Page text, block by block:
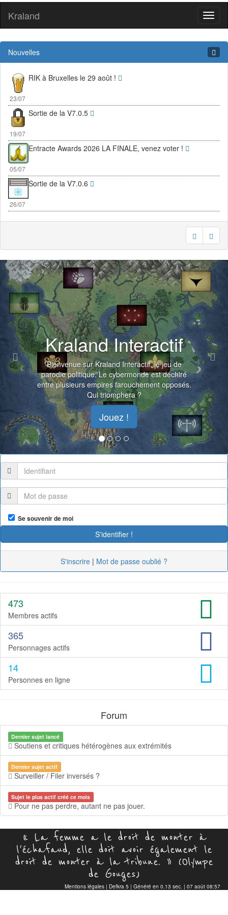
Kraland
Nouvelles
23/07
RIK à Bruxelles le 29 août !
19/07
Sortie de la V7.0.5
05/07
Entracte Awards 2026 LA FINALE, venez voter !
26/07
Sortie de la V7.0.6
Kraland Interactif
Bienvenue sur Kraland Interactif, le jeu de
parodie politique. Le cybermonde est déchiré
entre plusieurs empires farouchement opposés.
Qui triomphera ?
Jouez !
Previous
Se souvenir de moi
S'inscrire | Mot de passe oublié ?
473
Membres actifs
365
Personnages actifs
14
Personnes en ligne
Forum
Dernier sujet lancé
Soutiens et critiques hétérogènes aux extrémités
Dernier sujet actif
Surveiller / Filer inversés ?
Sujet le plus actif créé ce mois
Pour ne pas perdre, autant ne pas jouer.
« La femme a le droit de monter à
l'échafaud, elle doit avoir également le
droit de monter à la tribune. » (Olympe
de Gouges)
Mentions légales | Defkra 5 | Généré en 0.13 sec. | 07 août 08:57